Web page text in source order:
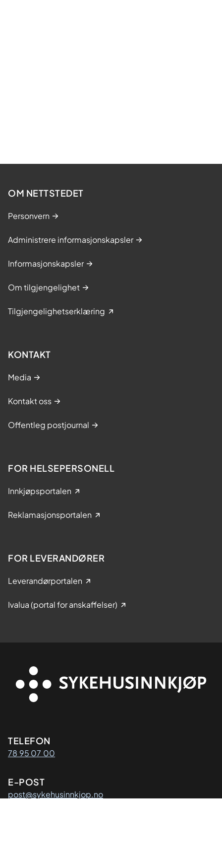
OM NETTSTEDET
Personvern
Administrere informasjonskapsler
Informasjonskapsler
Om tilgjengelighet
Tilgjengelighetserklæring
KONTAKT
Media
Kontakt oss
Offentleg postjournal
FOR HELSEPERSONELL
Innkjøpsportalen
Reklamasjonsportalen
FOR LEVERANDØRER
Leverandørportalen
Ivalua (portal for anskaffelser)
Kontaktinformasjon
TELEFON
78 95 07 00
E-POST
post@sykehusinnkjop.no